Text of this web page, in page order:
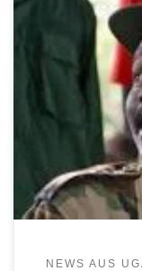
Die LRA von
doppelt so viele
den Staaten, die
LRA bekämpfen,
NEWS AUS